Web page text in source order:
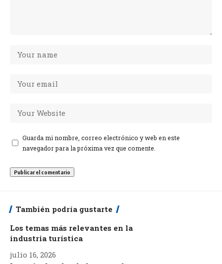
Guarda mi nombre, correo electrónico y web en este
navegador para la próxima vez que comente.
También podría gustarte
Los temas más relevantes en la
industria turística
julio 16, 2026